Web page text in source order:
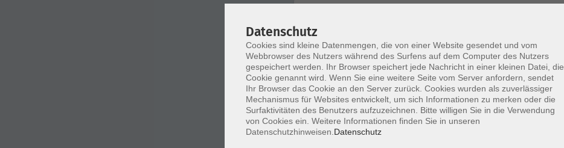
Deutsch A1, Integrationskurs 2
Deutsch A1, Integrationskurs 2
Datenschutz
Cookies sind kleine Datenmengen, die von einer Website gesendet und vom
Webbrowser des Nutzers während des Surfens auf dem Computer des Nutzers
gespeichert werden. Ihr Browser speichert jede Nachricht in einer kleinen Datei, die
Cookie genannt wird. Wenn Sie eine weitere Seite vom Server anfordern, sendet
Ihr Browser das Cookie an den Server zurück. Cookies wurden als zuverlässiger
Mechanismus für Websites entwickelt, um sich Informationen zu merken oder die
Surfaktivitäten des Benutzers aufzuzeichnen. Bitte willigen Sie in die Verwendung
von Cookies ein. Weitere Informationen finden Sie in unseren
Datenschutzhinweisen. Datenschutz